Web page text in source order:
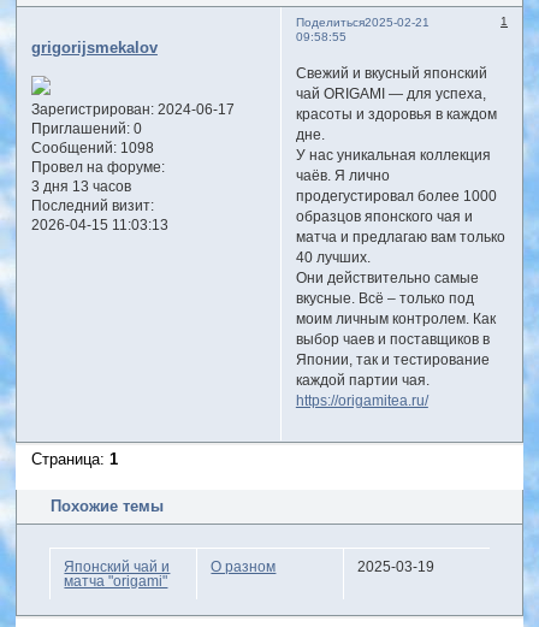
Поделиться 1
2025-02-21
09:58:55
grigorijsmekalov
Зарегистрирован: 2024-06-17
Приглашений:0
Сообщений:1098
Провел на форуме:
3 дня 13 часов
Последний визит:
2026-04-15 11:03:13
Свежий и вкусный японский
чай ORIGAMI — для успеха,
красоты и здоровья в каждом
дне.
У нас уникальная коллекция
чаёв. Я лично
продегустировал более 1000
образцов японского чая и
матча и предлагаю вам только
40 лучших.
Они действительно самые
вкусные. Всё – только под
моим личным контролем. Как
выбор чаев и поставщиков в
Японии, так и тестирование
каждой партии чая.
https://origamitea.ru/
Страница:1
Похожие темы
Японский чай и
матча "origami"
О разном 2025-03-19